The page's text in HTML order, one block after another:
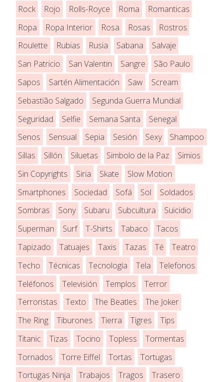
Rock Rojo Rolls-Royce Roma
Romanticas
Ropa
Ropa Interior Rosa Rosas
Rostros
Roulette
Rubias Rusia Sabana
Salvaje
San Patricio
San Valentin Sangre
São Paulo
Sapos
Sartén Alimentación Saw
Scream
Sebastião Salgado
Segunda Guerra Mundial
Seguridad
Selfie Semana Santa
Senegal
Senos
Sensual Sepia Sesión Sexy
Shampoo
Sillas
Sillón Siluetas Simbolo de la Paz
Simios
Sin Copyrights
Siria Skate
Slow Motion
Smartphones
Sociedad Sofá Sol
Soldados
Sombras
Sony Subaru Subcultura
Suicidio
Superman
Surf T-Shirts Tabaco
Tacos
Tapizado
Tatuajes Taxis Tazas Té
Teatro
Techo
Técnicas Tecnología Tela
Telefonos
Teléfonos
Televisión Templos
Terror
Terroristas
Texto The Beatles
The Joker
The Ring
Tiburones Tierra Tigres
Tips
Titanic
Tizas Tocino Topless
Tormentas
Tornados
Torre Eiffel Tortas
Tortugas
Tortugas Ninja
Trabajos Tragos
Trasero